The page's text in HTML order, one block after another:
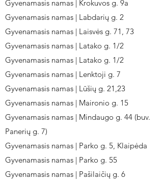
Gyvenamasis namas | Krokuvos g. 9a
Gyvenamasis namas | Labdarių g. 2
Gyvenamasis namas | Laisvės g. 71, 73
Gyvenamasis namas | Latako g. 1/2
Gyvenamasis namas | Latako g. 1/2
Gyvenamasis namas | Lenktoji g. 7
Gyvenamasis namas | Lūšių g. 21,23
Gyvenamasis namas | Maironio g. 15
Gyvenamasis namas | Mindaugo g. 44 (buv.
Panerių g. 7)
Gyvenamasis namas | Parko g. 5, Klaipėda
Gyvenamasis namas | Parko g. 55
Gyvenamasis namas | Pašilaičių g. 6